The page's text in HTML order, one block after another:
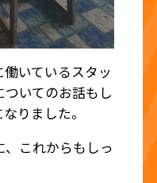
いているスタッ
いてのお話もし
りました。
これからもしっ